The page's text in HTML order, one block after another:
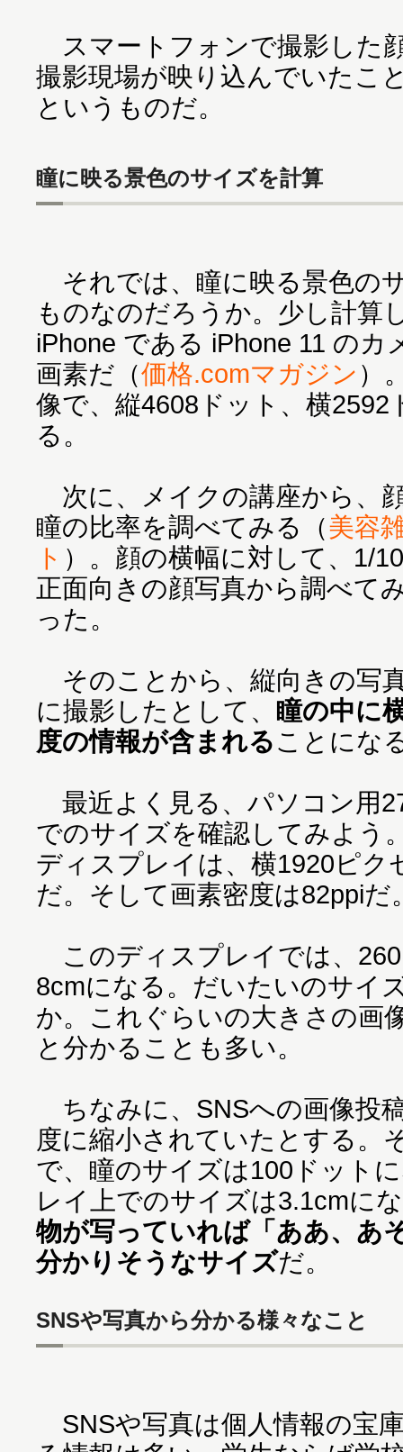
スマートフォンで撮影した
撮影現場が映り込んでいたこ
というものだ。
瞳に映る景色のサイズを計算
それでは、瞳に映る景色の
ものなのだろうか。少し計算
iPhone である iPhone 11 のカ
画素だ（価格.comマガジン ）
像で、縦4608ドット、横2592
る。
次に、メイクの講座から、
瞳の比率を調べてみる（美容
ト ）。顔の横幅に対して、1/
正面向きの顔写真から調べて
った。
そのことから、縦向きの写
に撮影したとして、 瞳の中に
度の情報が含まれることにな
最近よく見る、パソコン用
でのサイズを確認してみよう
ディスプレイは、横1920ピク
だ。そして画素密度は82ppiだ
このディスプレイでは、
8cmになる。だいたいのサイ
か。これぐらいの大きさの画
と分かることも多い。
ちなみに、SNSへの画像投
度に縮小されていたとする。
で、瞳のサイズは100ドット
レイ上でのサイズは3.1cmに
物が写っていれば「ああ、あ
分かりそうなサイズだ。
SNSや写真から分かる様々なこと
SNSや写真は個人情報の宝